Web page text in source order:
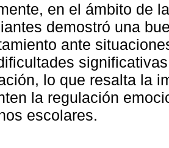
en el ámbito de
demostró una
ante
lo que resalta la
la regulación
escolares.